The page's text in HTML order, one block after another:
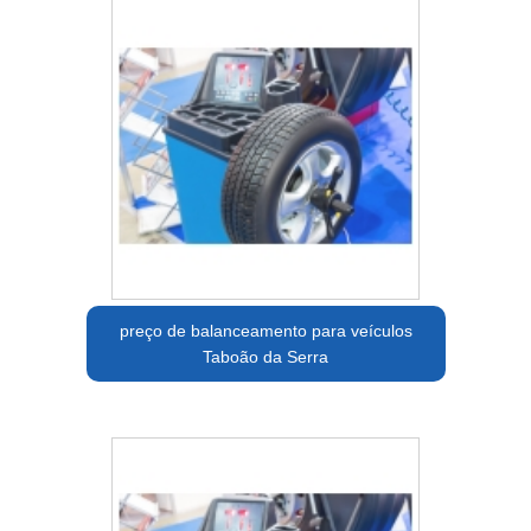
preço de balanceamento para veículos
Taboão da Serra